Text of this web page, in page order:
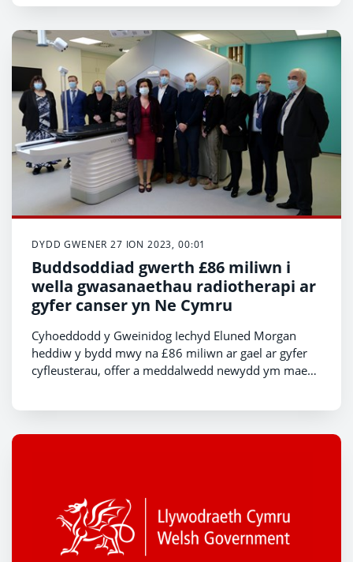
DYDD GWENER 27 ION 2023, 00:01
Buddsoddiad gwerth £86 miliwn i
wella gwasanaethau radiotherapi ar
gyfer canser yn Ne Cymru
Cyhoeddodd y Gweinidog Iechyd Eluned Morgan
heddiw y bydd mwy na £86 miliwn ar gael ar gyfer
cyfleusterau, offer a meddalwedd newydd ym maes